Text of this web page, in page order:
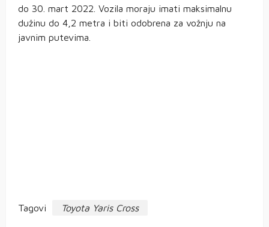
do 30. mart 2022. Vozila moraju imati maksimalnu
dužinu do 4,2 metra i biti odobrena za vožnju na
javnim putevima.
Tagovi Toyota Yaris Cross